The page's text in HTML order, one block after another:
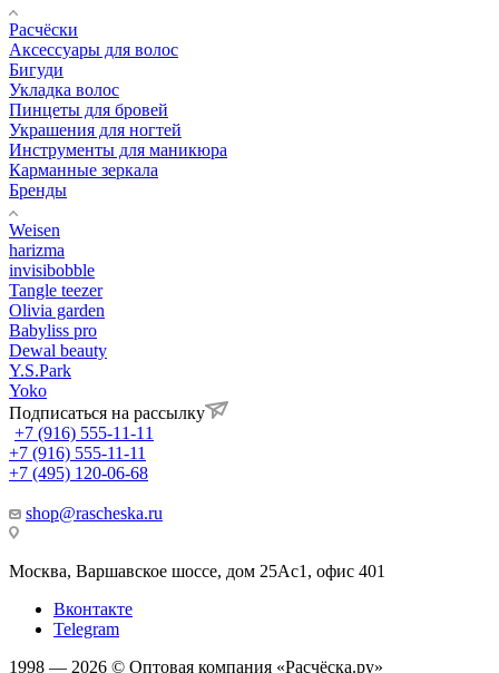
Расчёски
Аксессуары для волос
Бигуди
Укладка волос
Пинцеты для бровей
Украшения для ногтей
Инструменты для маникюра
Карманные зеркала
Бренды
Weisen
harizma
invisibobble
Tangle teezer
Olivia garden
Babyliss pro
Dewal beauty
Y.S.Park
Yoko
Подписаться на рассылку
+7 (916) 555-11-11
+7 (916) 555-11-11
+7 (495) 120-06-68
shop@rascheska.ru
Москва, Варшавское шоссе, дом 25Аc1, офис 401
Вконтакте
Telegram
1998 — 2026 © Оптовая компания «Расчёска.ру»